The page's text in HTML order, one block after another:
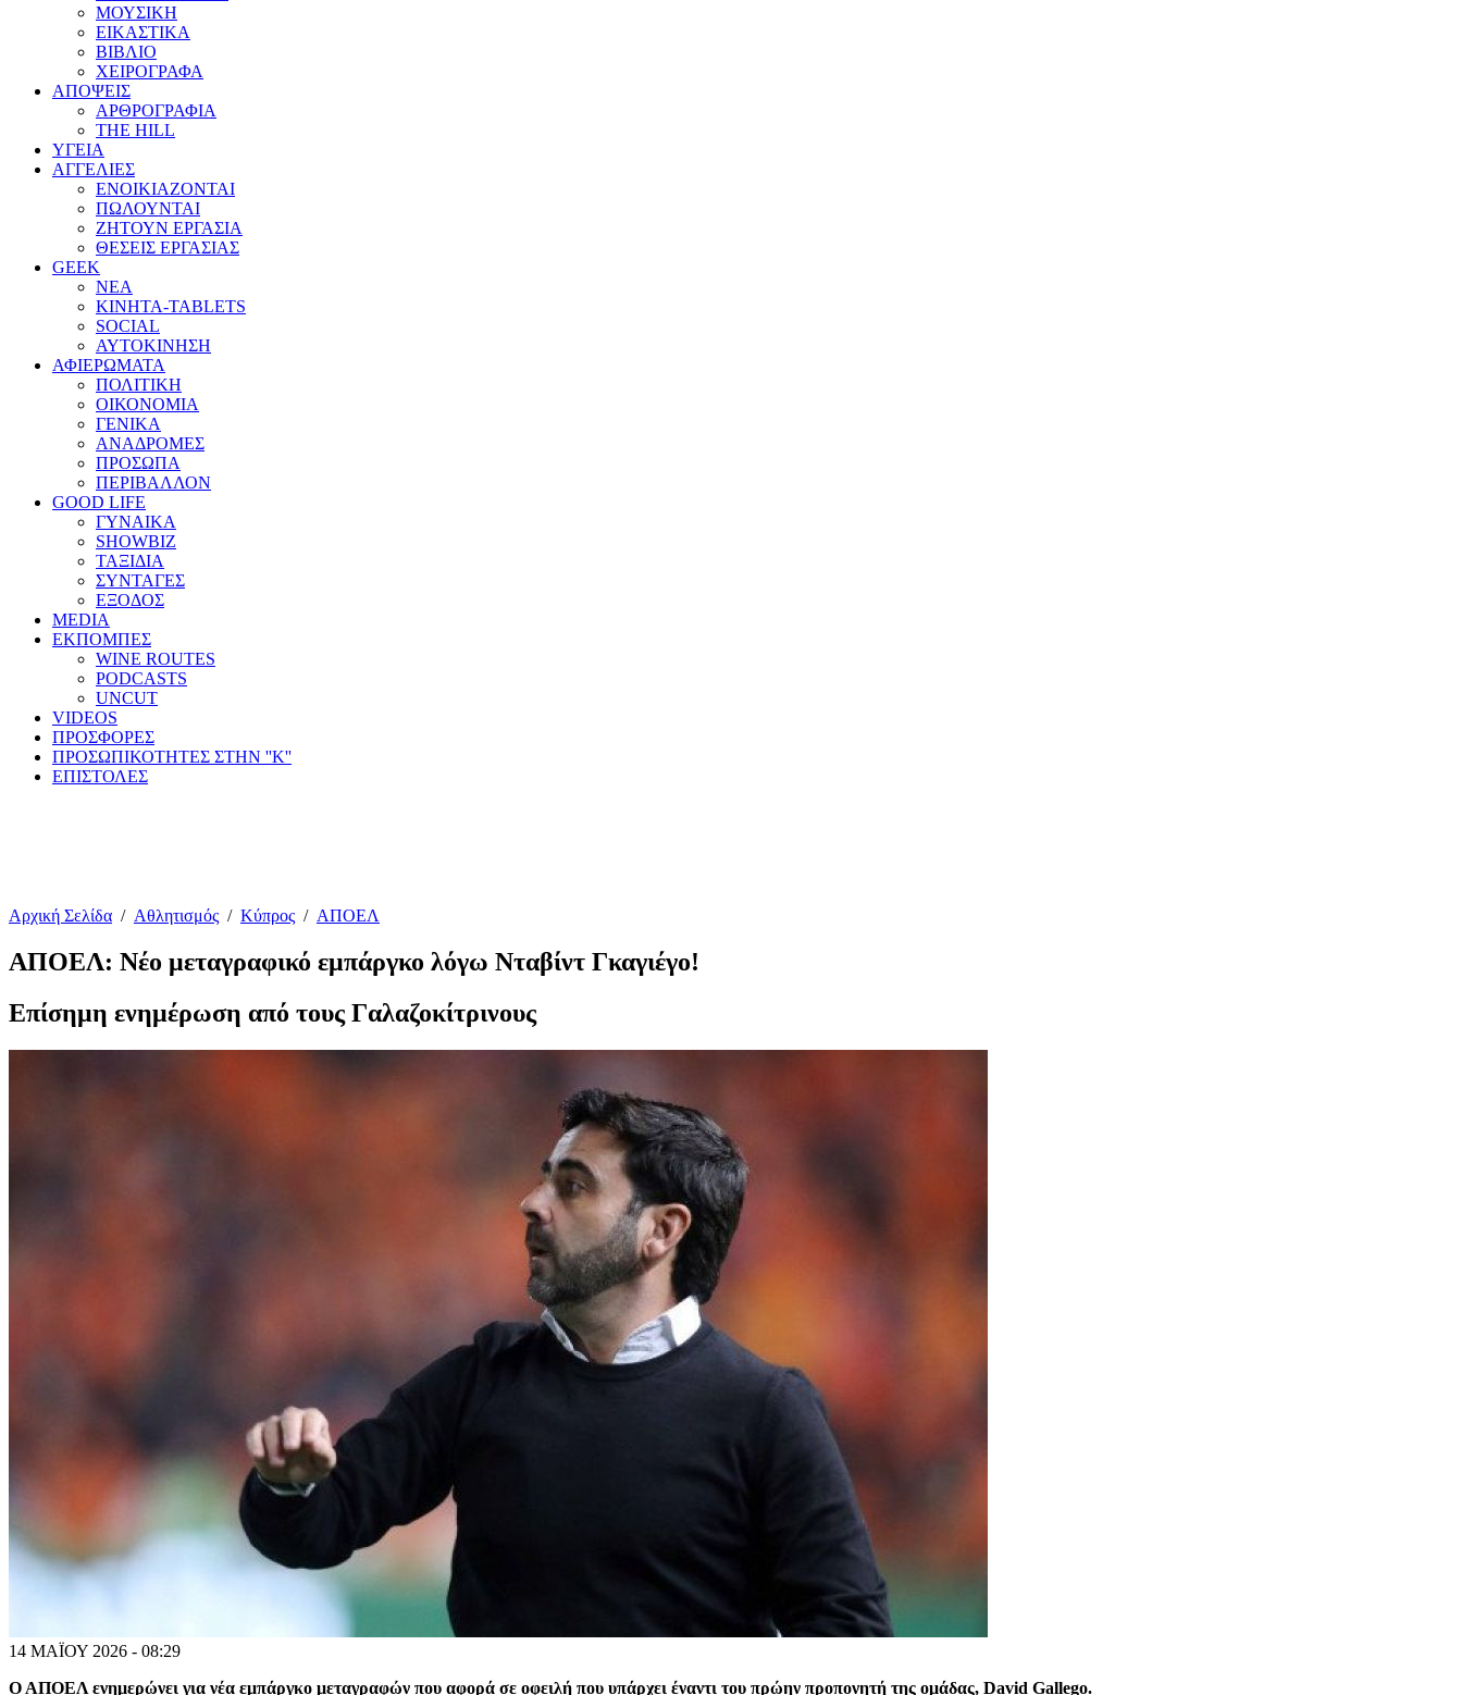
ΜΟΥΣΙΚΗ
ΕΙΚΑΣΤΙΚΑ
ΒΙΒΛΙΟ
ΧΕΙΡΟΓΡΑΦΑ
ΑΠΟΨΕΙΣ
ΑΡΘΡΟΓΡΑΦΙΑ
THE HILL
ΥΓΕΙΑ
ΑΓΓΕΛΙΕΣ
ΕΝΟΙΚΙΑΖΟΝΤΑΙ
ΠΩΛΟΥΝΤΑΙ
ΖΗΤΟΥΝ ΕΡΓΑΣΙΑ
ΘΕΣΕΙΣ ΕΡΓΑΣΙΑΣ
GEEK
ΝΕΑ
ΚΙΝΗΤΑ-TABLETS
SOCIAL
ΑΥΤΟΚΙΝΗΣΗ
ΑΦΙΕΡΩΜΑΤΑ
ΠΟΛΙΤΙΚΗ
ΟΙΚΟΝΟΜΙΑ
ΓΕΝΙΚΑ
ΑΝΑΔΡΟΜΕΣ
ΠΡΟΣΩΠΑ
ΠΕΡΙΒΑΛΛΟΝ
GOOD LIFE
ΓΥΝΑΙΚΑ
SHOWBIZ
ΤΑΞΙΔΙΑ
ΣΥΝΤΑΓΕΣ
ΕΞΟΔΟΣ
MEDIA
ΕΚΠΟΜΠΕΣ
WINE ROUTES
PODCASTS
UNCUT
VIDEOS
ΠΡΟΣΦΟΡΕΣ
ΠΡΟΣΩΠΙΚΟΤΗΤΕΣ ΣΤΗΝ ''Κ''
ΕΠΙΣΤΟΛΕΣ
Αρχική Σελίδα / Αθλητισμός / Κύπρος / ΑΠΟΕΛ
ΑΠΟΕΛ: Νέο μεταγραφικό εμπάργκο λόγω Νταβίντ Γκαγιέγο!
Επίσημη ενημέρωση από τους Γαλαζοκίτρινους
14 ΜΑΪΟΥ 2026 - 08:29
Ο ΑΠΟΕΛ ενημερώνει για νέα εμπάργκο μεταγραφών που αφορά σε οφειλή που υπάρχει έναντι του πρώην προπονητή της ομάδας, David Gallego.